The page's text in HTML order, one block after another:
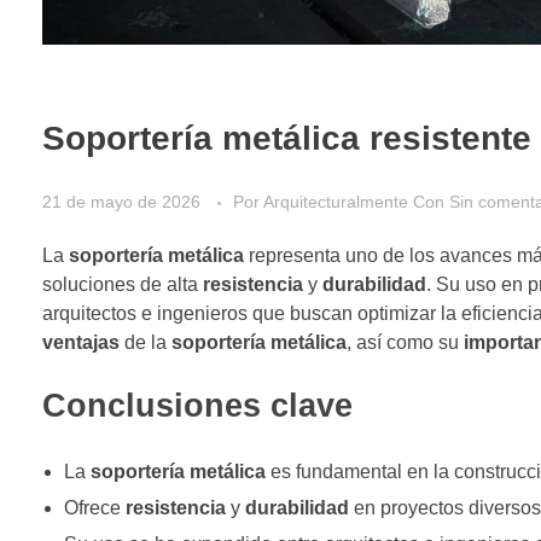
Soportería metálica
21 de mayo de 2026 PorArquitecturalmente Con Sin
La soportería metálica representa uno de los avances
soluciones de alta resistencia y durabilidad . Su uso en
arquitectos e ingenieros que buscan optimizar la
ventajas de la soportería metálica, así como su
Conclusiones clave
La soportería metálicaes fundamental en la
Ofrece resistenciay durabilidad en proyectos